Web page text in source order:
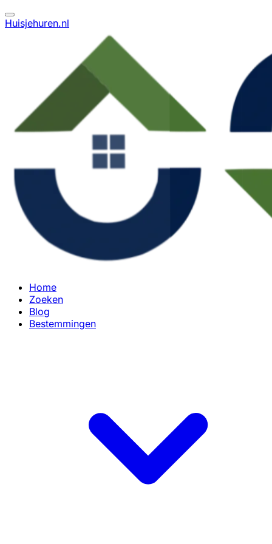
Huisjehuren.nl
Home
Zoeken
Blog
Bestemmingen